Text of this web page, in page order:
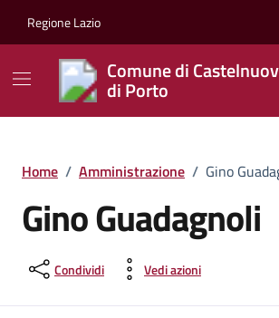
Regione Lazio
Comune di
di Porto
Home / Amministrazione / Gino
Gino Guadagnoli
Condividi Vedi azioni